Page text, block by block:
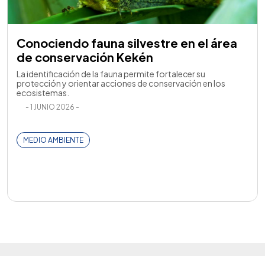
Conociendo fauna silvestre en el área
de conservación Kekén
La identificación de la fauna permite fortalecer su
protección y orientar acciones de conservación en los
ecosistemas.
- 1 JUNIO 2026 -
MEDIO AMBIENTE